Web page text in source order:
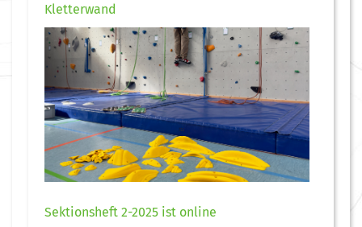
Kletterwand
Sektionsheft 2-2025 ist online